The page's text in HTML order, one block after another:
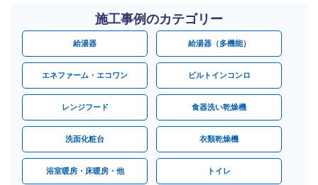
施工事例のカテゴリー
給湯器 給湯器（多機能）
エネファーム・エコワン ビルトインコンロ
レンジフード 食器洗い乾燥機
洗面化粧台 衣類乾燥機
浴室暖房・床暖房・他 トイレ